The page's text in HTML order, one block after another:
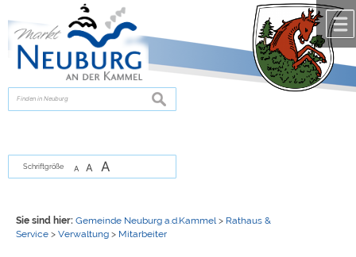
zur Navigationoder
springen.
suchen
Schriftgröße A A A
Sie sind hier: Gemeinde Neuburg a.d.Kammel > Rathaus &
Service> Verwaltung> Mitarbeiter